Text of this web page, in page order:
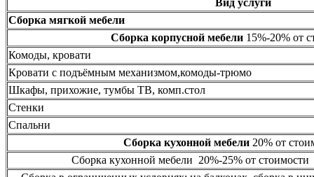
Сборка мягкой мебели
Сборка корпусной мебели15%-20% от
Комоды, кровати
Кровати с подъёмным механизмом,комоды-трюмо
Шкафы, прихожие, тумбы ТВ, комп.стол
Стенки
Спальни
Сборка кухонной мебели20% от
Сборка кухонной мебели 20%-25% от стоимости